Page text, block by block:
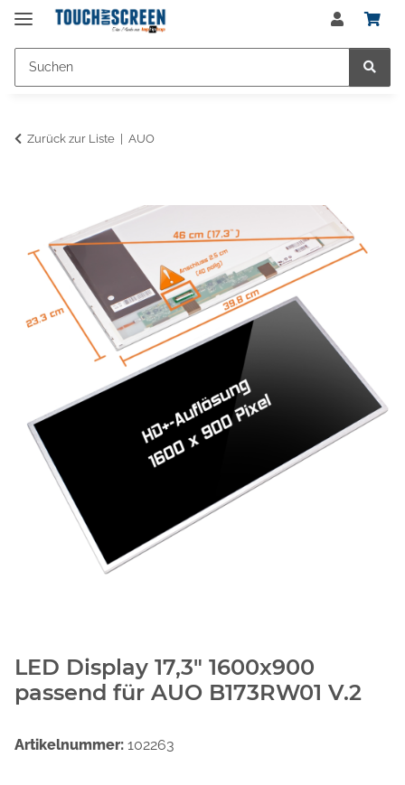
Zurück zur Liste AUO
LED Display 17,3" 1600x900
passend für AUO B173RW01 V.2
Artikelnummer: 102263